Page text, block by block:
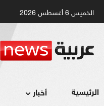
الخميس 6 أغسطس 2026
الرئيسية أخبار